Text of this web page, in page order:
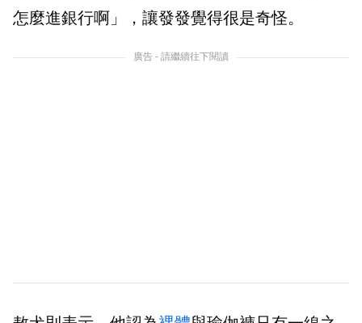
怎麼進銀行啊」，讓發發覺得很是奇怪。
廣告 - 請繼續往下閱讀